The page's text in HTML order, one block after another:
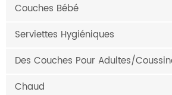
Couches Bébé
Serviettes Hygiéniques
Des Couches Pour Adultes/
Chaud